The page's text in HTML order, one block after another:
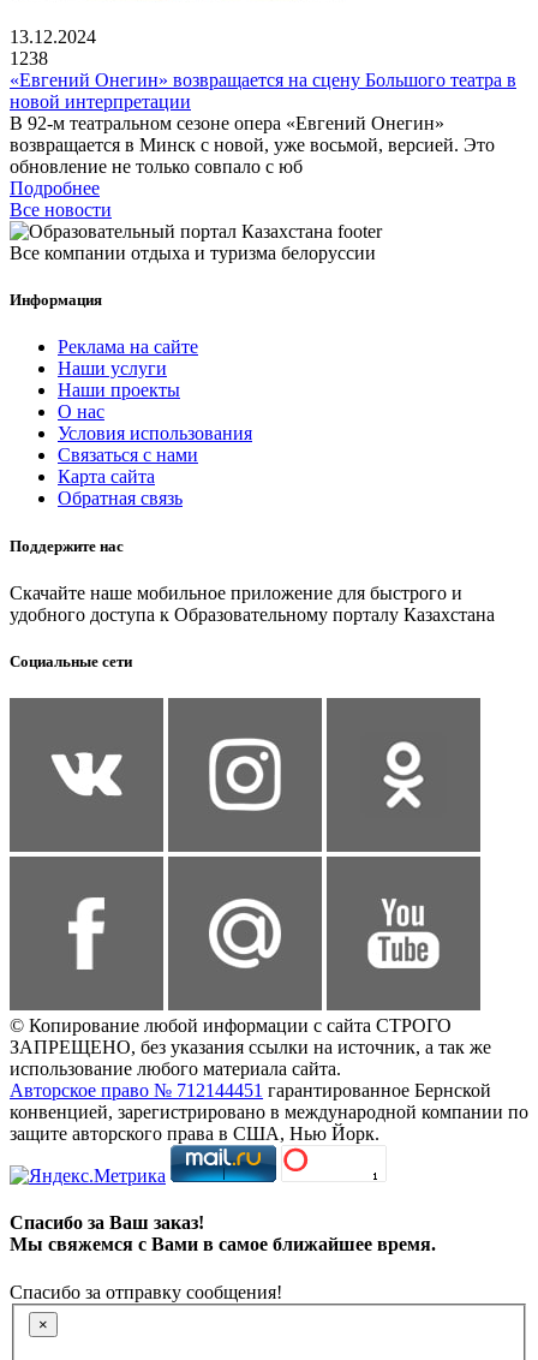
13.12.2024
1238
«Евгений Онегин» возвращается на сцену Большого театра в
новой интерпретации
В 92-м театральном сезоне опера «Евгений Онегин»
возвращается в Минск с новой, уже восьмой, версией. Это
обновление не только совпало с юб
Подробнее
Все новости
Все компании отдыха и туризма белоруссии
Информация
Реклама на сайте
Наши услуги
Наши проекты
О нас
Условия использования
Связаться с нами
Карта сайта
Обратная связь
Поддержите нас
Скачайте наше мобильное приложение для быстрого и
удобного доступа к Образовательному порталу Казахстана
Социальные сети
© Копирование любой информации с сайта СТРОГО
ЗАПРЕЩЕНО, без указания ссылки на источник, а так же
использование любого материала сайта.
Авторское право № 712144451 гарантированное Бернской
конвенцией, зарегистрировано в международной компании по
защите авторского права в США, Нью Йорк.
Спасибо за Ваш заказ!
Мы свяжемся с Вами в самое ближайшее время.
Спасибо за отправку сообщения!
×